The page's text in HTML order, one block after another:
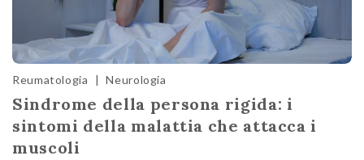
Reumatologia Neurologia
Sindrome della persona rigida: i
sintomi della malattia che attacca i
muscoli